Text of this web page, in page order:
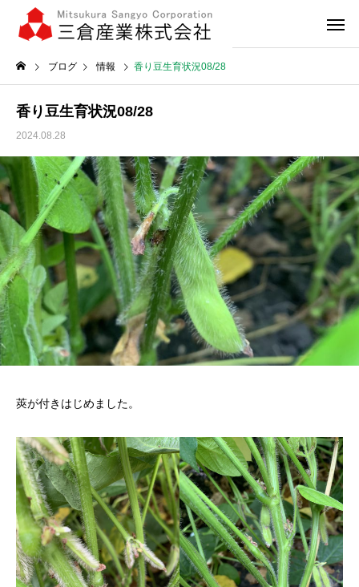
ブログ 情報 香り豆生育状況08/28
香り豆生育状況08/28
2024.08.28
莢が付きはじめました。